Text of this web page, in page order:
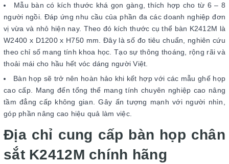
Mẫu bàn có kích thước khá gọn gàng, thích hợp cho từ 6 – 8
người ngồi. Đáp ứng nhu cầu của phần đa các doanh nghiệp đơn
vị vừa và nhỏ hiện nay. Theo đó kích thước cụ thể bàn K2412M là
W2400 x D1200 x H750 mm. Đây là số đo tiêu chuẩn, nghiên cứu
theo chỉ số mang tính khoa học. Tạo sự thông thoáng, rộng rãi và
thoải mái cho hầu hết vóc dáng người Việt.
Bàn họp sẽ trở nên hoàn hảo khi kết hợp với các mẫu ghế họp
cao cấp. Mang đến tổng thể mang tính chuyên nghiệp cao nâng
tầm đẳng cấp không gian. Gây ấn tượng mạnh với người nhìn,
góp phần nâng cao hiệu quả làm việc.
Địa chỉ cung cấp bàn họp chân
sắt K2412M chính hãng